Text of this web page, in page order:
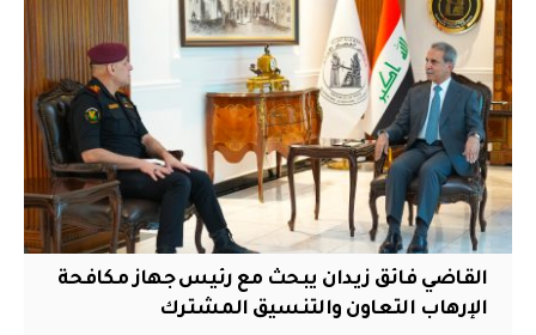
القاضي فائق زيدان يبحث مع رئيس جهاز مكافحة
الإرهاب التعاون والتنسيق المشترك